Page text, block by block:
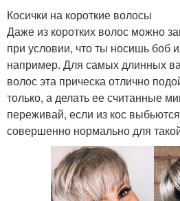
Косички на короткие волосы
Даже из коротких волос можно
при условии, что ты носишь боб
например. Для самых длинных
волос эта прическа отлично
только, а делать ее считанные
переживай, если из кос
совершенно нормально для